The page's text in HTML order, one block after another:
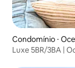
Condomínio ⋅
Luxe 5BR/3BA |